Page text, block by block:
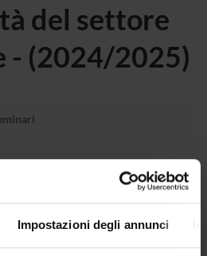
Impostazioni degli annunci
del settore
- (2024/2025)
per l'innovazione la